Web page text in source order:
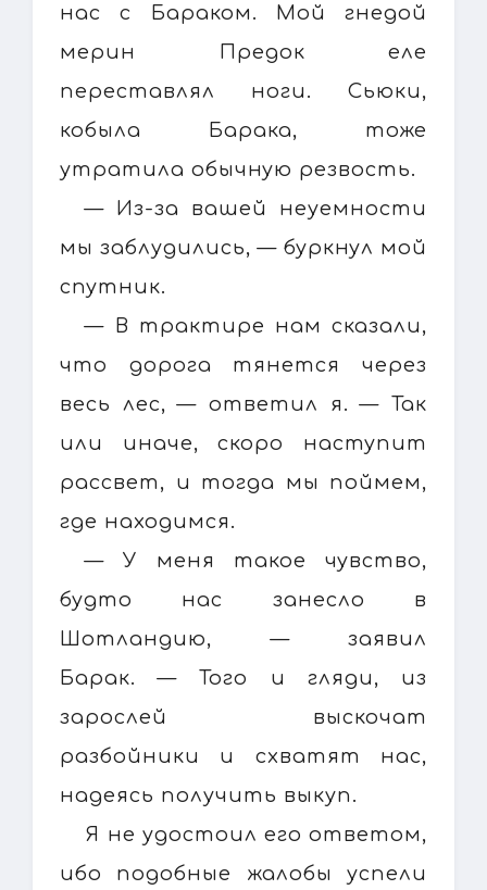
нас с Бараком. Мой гнедой
мерин Предок еле
переставлял ноги. Сьюки,
кобыла Барака, тоже
утратила обычную резвость.
— Из-за вашей неуемности
мы заблудились, — буркнул мой
спутник.
— В трактире нам сказали,
что дорога тянется через
весь лес, — ответил я. — Так
или иначе, скоро наступит
рассвет, и тогда мы поймем,
где находимся.
— У меня такое чувство,
будто нас занесло в
Шотландию, — заявил
Барак. — Того и гляди, из
зарослей выскочат
разбойники и схватят нас,
надеясь получить выкуп.
Я не удостоил его ответом,
ибо подобные жалобы успели